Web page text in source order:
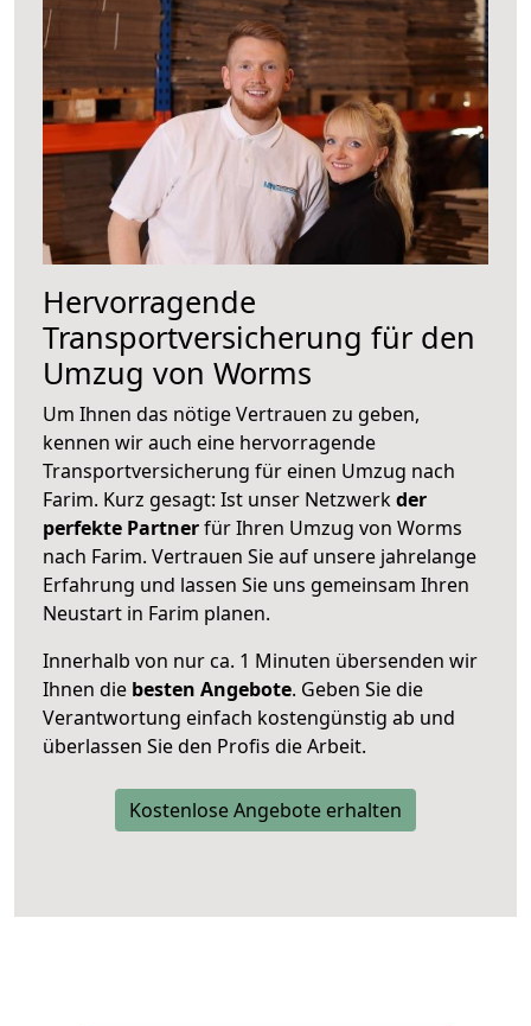
Hervorragende
Transportversicherung für den
Umzug von Worms
Um Ihnen das nötige Vertrauen zu geben,
kennen wir auch eine hervorragende
Transportversicherung für einen Umzug nach
Farim. Kurz gesagt: Ist unser Netzwerkder
perfekte Partnerfür Ihren Umzug von Worms
nach Farim. Vertrauen Sie auf unsere jahrelange
Erfahrung und lassen Sie uns gemeinsam Ihren
Neustart in Farim planen.
Innerhalb von nur ca. 1 Minuten übersenden wir
Ihnen die besten Angebote. Geben Sie die
Verantwortung einfach kostengünstig ab und
überlassen Sie den Profis die Arbeit.
Kostenlose Angebote erhalten